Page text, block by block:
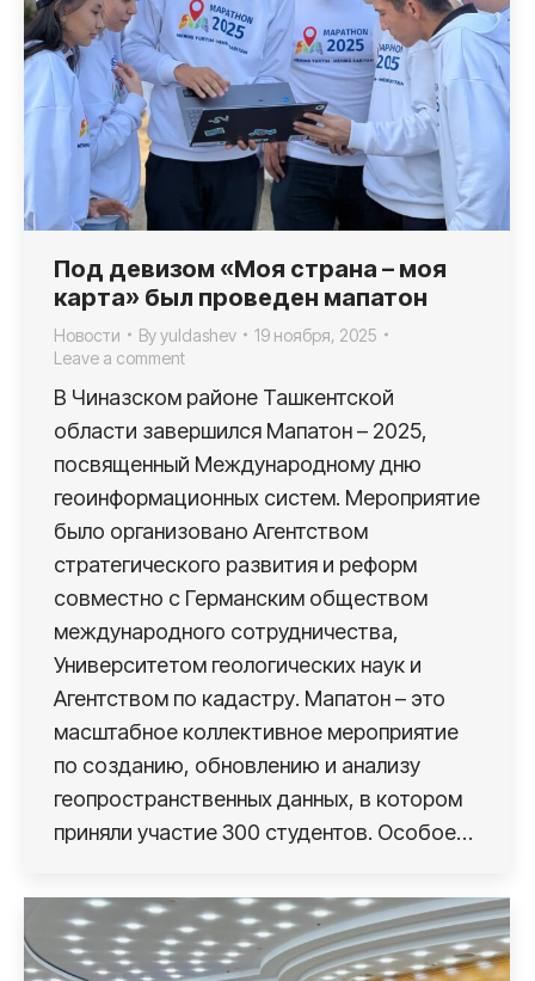
Под девизом «Моя страна – моя
карта» был проведен мапатон
Новости Byyuldashev
19 ноября, 2025
Leave a comment
В Чиназском районе Ташкентской
области завершился Мапатон – 2025,
посвященный Международному дню
геоинформационных систем. Мероприятие
было организовано Агентством
стратегического развития и реформ
совместно с Германским обществом
международного сотрудничества,
Университетом геологических наук и
Агентством по кадастру. Мапатон – это
масштабное коллективное мероприятие
по созданию, обновлению и анализу
геопространственных данных, в котором
приняли участие 300 студентов. Особое…